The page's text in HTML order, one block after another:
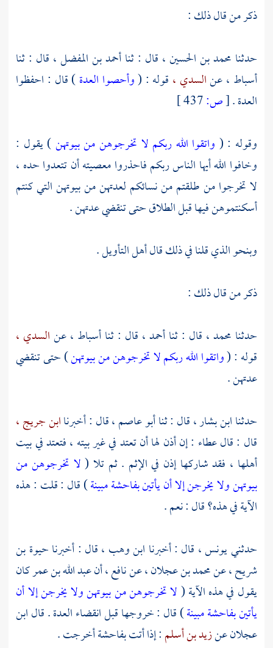
ذكر من قال ذلك :
حدثنا محمد بن الحسين ، قال : ثناأحمد بن المفضل ، قال : ثنا
أسباط ،عنالسدي ، قوله : (وأحصوا العدة) قال : احفظوا
العدة .[ص:
وقوله : ( واتقوا الله ربكم لا تخرجوهن من بيوتهن) يقول :
وخافوا الله أيها الناس ربكم فاحذروا معصيته أن تتعدوا حده ،
لا تخرجوا من طلقتم من نسائكم لعدتهن من بيوتهن التي كنتم
أسكنتموهن فيها قبل الطلاق حتى تنقضي عدتهن .
وبنحو الذي قلنا في ذلك قال أهل التأويل .
ذكر من قال ذلك :
حدثنا محمد ، قال : ثناأحمد ، قال : ثناأسباط ،عنالسدي ،
قوله : (واتقوا الله ربكم لا تخرجوهن من بيوتهن) حتى تنقضي
عدتهن .
حدثناابن بشار ،قال : ثناأبو عاصم ،قال : أخبرناابن جريج ،
قال : قالعطاء : إن أذن لها أن تعتد في غير بيته ، فتعتد في بيت
أهلها ، فقد شاركها إذن في الإثم . ثم تلا (لا تخرجوهن من
بيوتهن ولا يخرجن إلا أن يأتين بفاحشة مبينة) قال : قلت : هذه
الآية في هذه؟ قال : نعم .
حدثنييونس ، قال : أخبرنا ابن وهب ،قال : أخبرناحيوة بن
شريح ،عنمحمد بن عجلان ،عننافع ،أنعبد الله بن عمركان
يقول في هذه الآية (لا تخرجوهن من بيوتهن ولا يخرجن إلا أن
يأتين بفاحشة مبينة) قال : خروجها قبل انقضاء العدة . قالابن
عجلانعنزيد بن أسلم: إذا أتت بفاحشة أخرجت .